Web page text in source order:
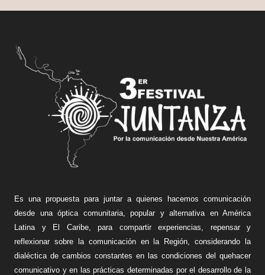
Es una propuesta para juntar a quienes hacemos comunicación
desde una óptica comunitaria, popular y alternativa en América
Latina y El Caribe, para compartir experiencias, repensar y
reflexionar sobre la comunicación en la Región, considerando la
dialéctica de cambios constantes en las condiciones del quehacer
comunicativo y en las prácticas determinadas por el desarrollo de la